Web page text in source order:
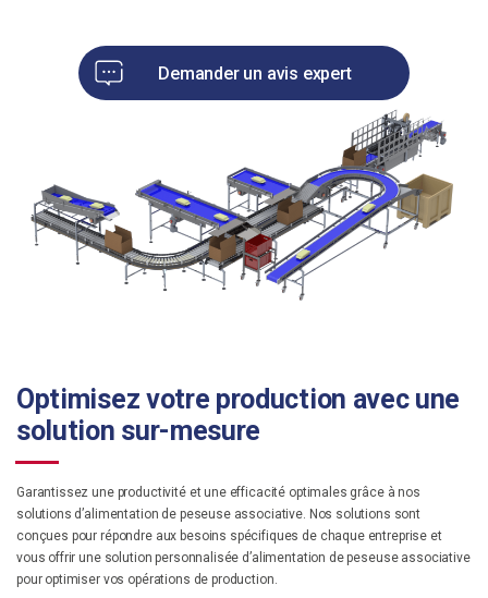
Contactez nos équipes
Demander un avis expert
Optimisez votre production avec une
solution sur-mesure
Garantissez une productivité et une efficacité optimales grâce à nos
solutions d’alimentation de peseuse associative. Nos solutions sont
conçues pour répondre aux besoins spécifiques de chaque entreprise et
vous offrir une solution personnalisée d’alimentation de peseuse associative
pour optimiser vos opérations de production.